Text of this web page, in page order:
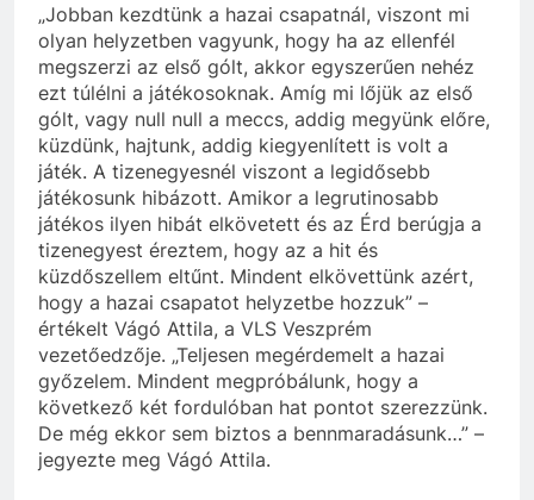
„Jobban kezdtünk a hazai csapatnál, viszont mi
olyan helyzetben vagyunk, hogy ha az ellenfél
megszerzi az első gólt, akkor egyszerűen nehéz
ezt túlélni a játékosoknak. Amíg mi lőjük az első
gólt, vagy null null a meccs, addig megyünk előre,
küzdünk, hajtunk, addig kiegyenlített is volt a
játék. A tizenegyesnél viszont a legidősebb
játékosunk hibázott. Amikor a legrutinosabb
játékos ilyen hibát elkövetett és az Érd berúgja a
tizenegyest éreztem, hogy az a hit és
küzdőszellem eltűnt. Mindent elkövettünk azért,
hogy a hazai csapatot helyzetbe hozzuk” –
értékelt Vágó Attila, a VLS Veszprém
vezetőedzője. „Teljesen megérdemelt a hazai
győzelem. Mindent megpróbálunk, hogy a
következő két fordulóban hat pontot szerezzünk.
De még ekkor sem biztos a bennmaradásunk…” –
jegyezte meg Vágó Attila.